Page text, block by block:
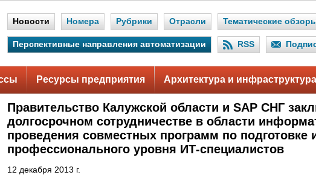
Новости Номера Рубрики Отрасли Тематические
Перспективные направления автоматизации RSS
Ресурсы предприятия Архитектура и инфраструктура
Правительство Калужской области и SAP СНГ
долгосрочном сотрудничестве в области
проведения совместных программ по
профессионального уровня ИТ-специалистов
12 декабря 2013 г.